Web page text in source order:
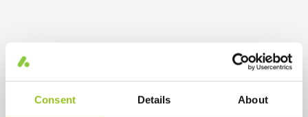
Consent Details About